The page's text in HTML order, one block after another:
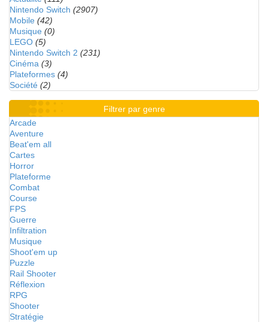
Nintendo Switch (2907)
Mobile (42)
Musique (0)
LEGO (5)
Nintendo Switch 2 (231)
Cinéma (3)
Plateformes (4)
Société (2)
Filtrer par genre
Arcade
Aventure
Beat'em all
Cartes
Horror
Plateforme
Combat
Course
FPS
Guerre
Infiltration
Musique
Shoot'em up
Puzzle
Rail Shooter
Réflexion
RPG
Shooter
Stratégie